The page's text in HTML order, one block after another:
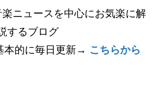
ニュースを中心にお気楽に解
するブログ
本的に毎日更新→ こちらから